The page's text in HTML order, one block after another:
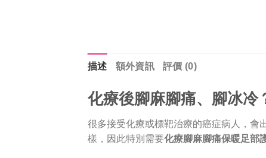
描述 額外資訊 評價 (0)
化療後腳麻腳痛、腳冰冷
很多接受化療或標靶治療的癌症病人，會
樣，因此特別需要化療腳麻腳痛保暖足部